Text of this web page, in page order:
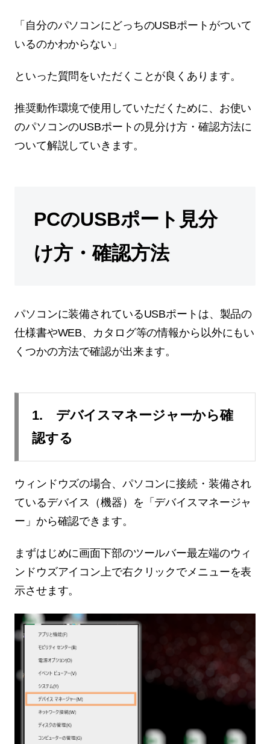
「自分のパソコンにどっちのUSBポートがついて
いるのかわからない」
といった質問をいただくことが良くあります。
推奨動作環境で使用していただくために、お使い
のパソコンのUSBポートの見分け方・確認方法に
ついて解説していきます。
PCのUSBポート見分
け方・確認方法
パソコンに装備されているUSBポートは、製品の
仕様書やWEB、カタログ等の情報から以外にもい
くつかの方法で確認が出来ます。
1. デバイスマネージャーから確
認する
ウィンドウズの場合、パソコンに接続・装備され
ているデバイス（機器）を「デバイスマネージャ
ー」から確認できます。
まずはじめに画面下部のツールバー最左端のウィ
ンドウズアイコン上で右クリックでメニューを表
示させます。